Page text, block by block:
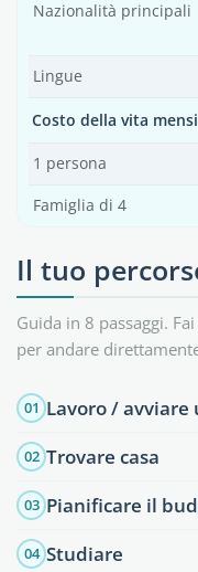
Nazionalità principali
Lingue
Costo della vita
1 persona
Famiglia di 4
Il tuo
Guida in 8 passaggi.
per andare
01 Lavoro /
02 Trovare casa
03 Pianificare il
04 Studiare